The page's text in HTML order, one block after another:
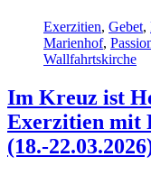
Exerzitien, Gebet,
Marienhof,
Wallfahrtskirche
Im Kreuz ist
Exerzitien mit
(18.-